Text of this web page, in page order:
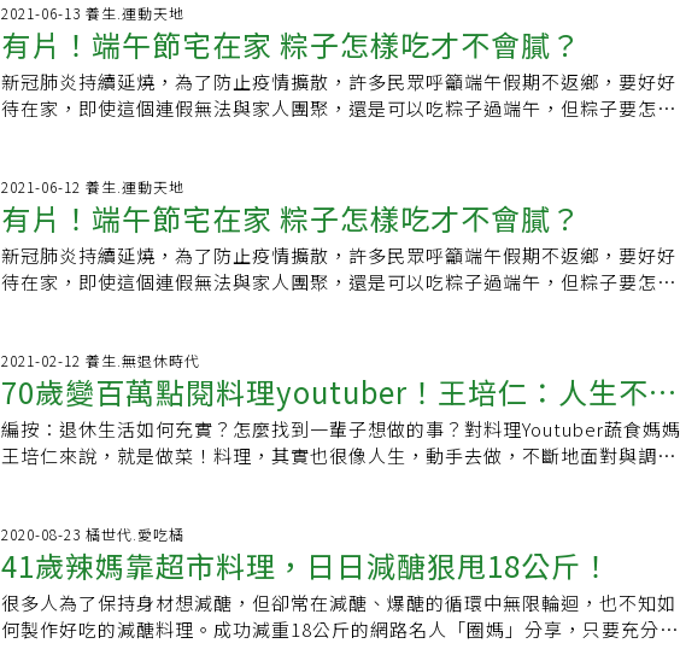
帶開，帶到森林裡進行，而這就是森林療癒的獨特之處。五葉松創意料理 品嘗大
自然賜予的美味「森林療癒」在歐美日已行之有年，但對台灣民眾來說可能還有
點陌生，森林療癒就是應用森林環境，讓人與自然連結，增進健康的自然照護方
式。品嚐大自然所賜予的美味食物，也是森林療癒的重要一環，因此課程開始
非常開胃的五葉松蜜辣椒醬，可以沾麵包或拌飯，也可以搭配蔬菜，飯後喝一瓶
冰鎮五葉松汁，感到神清氣爽。森林療癒師蔡惠君：卸下科技業外衣走進大自然
林業保育署自106年開始推廣，110年推動森林療癒師認證制度，至今已培訓50位
認證森林療癒師投入產業發展，這次八仙山的活動分別由兩位首批獲得認證的森
林療癒師來帶領。第一天下午由認證森林療癒師蔡惠君帶活動，她首先要學員們
放鬆之後，開始進行「人體照相機」遊戲。「人體照相機」是用雙眼當快門，把
照片存在腦海裡。來到山林間，蔡惠君希望大家不用一直盯著手機，因此兩兩一
組，一人蒙住眼睛扮演人體照相機，另一人擔任攝影師，攝影師可以帶著人體照
相機在園區找景，當決定要拍照時，人體照相機才能拿下眼罩看攝影師想拍的畫
及聽覺，而這也是蔡惠君想要讓大家體驗的感受。第二個體驗是森林瑜珈，場地
就在園區的觀溪平台，一邊聽瀑布聲一邊放鬆身心，看蔡惠君熟稔地伸展肢體，
很難想像她過去在科技業擔任業務，每天穿著套裝高跟鞋衝刺事業，但她說，看
似光鮮亮麗的生活，實則長期高壓忙碌，直到發現健康出問題，才決心改變生
活。辭職後，原本就熱愛運動的她，轉職為健身教練，並參加荒野保護協會擔任
白的炒蛋，不僅較為費時，價格也比普通炒蛋再貴一些。為了健康的理由，只吃
含有豐富蛋白質的蛋白，避免攝取含有膽固醇的蛋黃，在美國是流行趨勢，不僅
餐廳提供各種無蛋黃的蛋料理，在速食店、早餐店要求去掉蛋黃的蛋白特製餐也
很普遍。此外，無蛋無奶、號稱不使用任何動物產品的餐廳和快餐店、漢堡三明
治店和餐車也有越來越普及的趨勢。我慕名專程造訪其中一家新經典創意料理，
食。亞馬遜旗下的上市公司「全食物有機超市」（Whole Foods）部分店內，專
門設立無蛋無奶的純植物漢堡吧，似乎在宣誓為了地球永續和民眾健康，傳統多
肉的漢堡即將成為過去式。如果忽略掉招牌上的植物二字，只看菜單上的照片，
以及讀到那些包含牛排、培根字眼的漢堡名稱，很難想像這裡提供的漢堡完全不
的消費者，提供除了動物肉之外的選擇。他們從植物原料中萃取各種成分特質以
及味道，搭配組合後，模擬肉類蛋白和風味，讓支持環保、愛護動物，但又不想
放棄口感的人，不必因為吃肉而感到內疚。在無肉的料理中，仿漢堡、碎肉、炸
雞塊等重度加工的仿真品只能算是普通的基本款，真正高明的替代肉是看得到原
形，利用植物特色和烹飪手藝吸引大家愛吃的食物。在一家有廚師現場服務的餐
肉的創意，更沒有想到法式的燒腦可以用白花椰菜表現、一整根胡蘿蔔就可以取
代傳統香腸。這兩道菜精緻的料理，並沒有因為原物料是便宜又大眾化的食材而
被輕忽。廚師認真的對待和慎重的擺盤，完全是法式餐點該有的態度。普普通通
的胡蘿蔔和白花椰菜，透過廚師的創意價值數倍提升，也開拓了我對於食材的既
2021-06-13 養生.運動天地
有片！端午節宅在家 粽子怎樣吃才不會膩？
新冠肺炎持續延燒，為了防止疫情擴散，許多民眾呼籲端午假期不返鄉，要好好
待在家，即使這個連假無法與家人團聚，還是可以吃粽子過端午，但粽子要怎麼
吃得健康，每一口更是吃得扎實，就連外包的粽子葉片也是乾爽不黏手。這支影
片除了介紹「傻瓜肉粽」，還會教你簡單的粽子創意料理，讓你在端午期間吃粽
子不吃膩，透過不同食材與粽子的結合，激出美食上更多的火花，提升你對粽子
的好感度！｢有肌勵｣是女性專屬健身夥伴，提供健身資訊、健康方法，更提供滿
滿的鼓勵和正能量，給女性肌力，也給女性激勵，讓姐妹們的健身路上，不孤
https://www.instagram.com/udnGpower社團：女性專屬|健身的我超美
2021-06-12 養生.運動天地
有片！端午節宅在家 粽子怎樣吃才不會膩？
新冠肺炎持續延燒，為了防止疫情擴散，許多民眾呼籲端午假期不返鄉，要好好
待在家，即使這個連假無法與家人團聚，還是可以吃粽子過端午，但粽子要怎麼
吃得健康，每一口更是吃得扎實，就連外包的粽子葉片也是乾爽不黏手。這支影
片除了介紹「傻瓜肉粽」，還會教你簡單的粽子創意料理，讓你在端午期間吃粽
子不吃膩，透過不同食材與粽子的結合，激出美食上更多的火花，提升你對粽子
的好感度！｢有肌勵｣是女性專屬健身夥伴，提供健身資訊、健康方法，更提供滿
滿的鼓勵和正能量，給女性肌力，也給女性激勵，讓姐妹們的健身路上，不孤
https://www.instagram.com/udnGpower社團：女性專屬|健身的我超美
2021-02-12 養生.無退休時代
70歲變百萬點閱料理youtuber！王培仁：人生不要
苛求自己，60分就很不錯囉
編按：退休生活如何充實？怎麼找到一輩子想做的事？對料理Youtuber蔬食媽媽
王培仁來說，就是做菜！料理，其實也很像人生，動手去做，不斷地面對與調
食媽媽王培仁示範，至今累積526萬點閱數！網友紛紛留言：「這位阿姨講得最詳
細」、「奶奶您好漂亮啊！我希望我年紀大後也像你這麼活潑、有趣。」快70歲
還挑戰當Youtuber，這位白髮女士在想什麼？位在景美仙跡岩步道山腳下的「培
仁蔬食工作室」，早在10多年前就以無菜單蔬食創意料理成為老饕愛訪的私廚口
袋名單。道道看起來簡單、背後工序卻極其繁瑣，利用食材原味創造不同的味蕾
2020-08-23 橘世代.愛吃橘
41歲辣媽靠超市料理，日日減醣狠甩18公斤！
很多人為了保持身材想減醣，但卻常在減醣、爆醣的循環中無限輪迴，也不知如
何製作好吃的減醣料理。成功減重18公斤的網路名人「圈媽」分享，只要充分利